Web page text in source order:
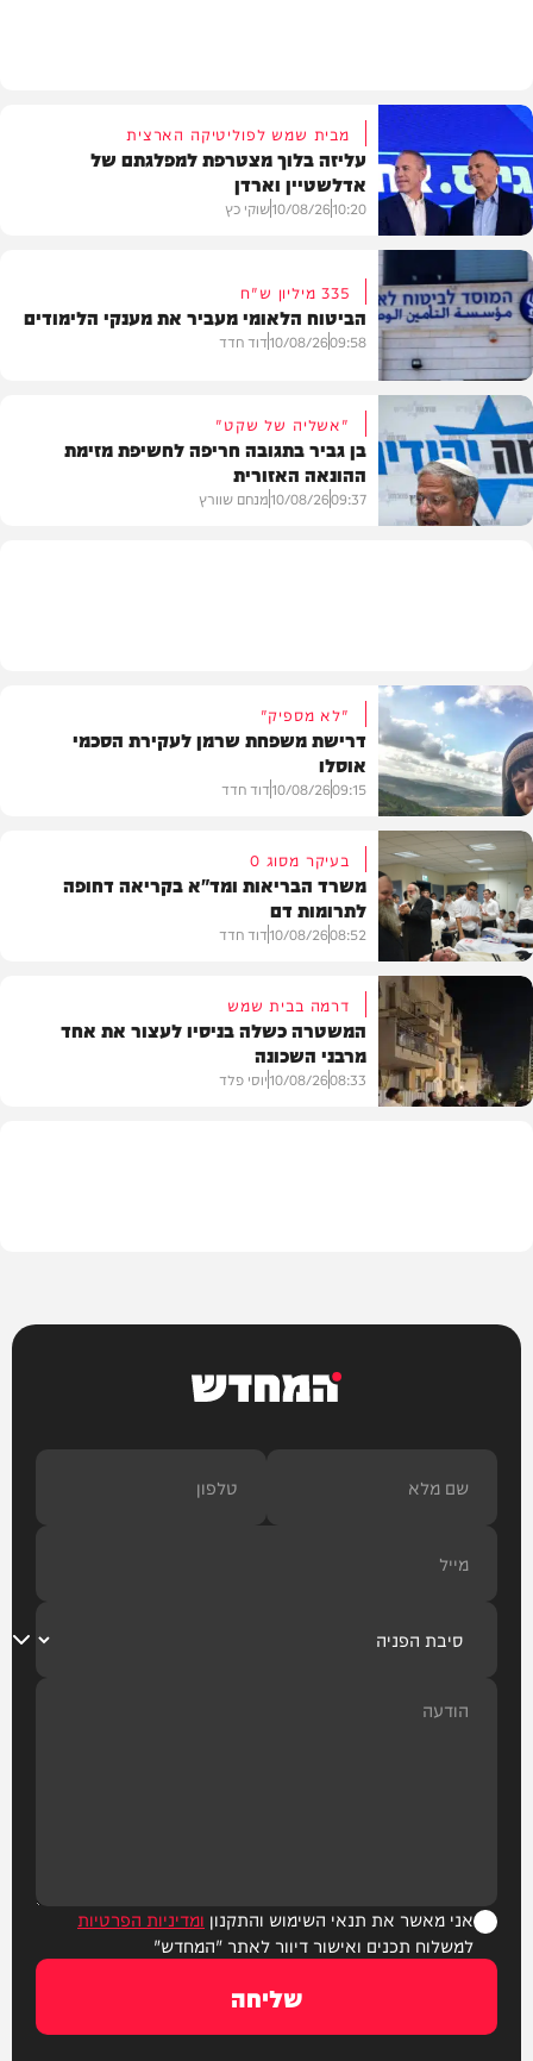
חדשות
מבית שמש לפוליטיקה הארצית
עליזה בלוך מצטרפת למפלגתם של
אדלשטיין וארדן
10:20
10/08/26שוקי כץ
חדשות
335 מיליון ש"ח
הביטוח הלאומי מעביר את מענקי הלימודים
09:58
10/08/26דוד חדד
"אשליה של שקט"
בן גביר בתגובה חריפה לחשיפת מזימת
ההונאה האזורית
09:37
10/08/26מנחם שוורץ
חדשות
"לא מספיק"
דרישת משפחת שרמן לעקירת הסכמי
אוסלו
09:15
10/08/26דוד חדד
חדשות
בעיקר מסוג O
משרד הבריאות ומד"א בקריאה דחופה
לתרומות דם
08:52
10/08/26דוד חדד
דרמה בבית שמש
המשטרה כשלה בניסיו לעצור את אחד
מרבני השכונה
08:33
10/08/26יוסי פלד
המחדש
אני מאשר את תנאי השימוש והתקנון ומדיניות הפרטיות
למשלוח תכנים ואישור דיוור לאתר "המחדש"
שליחה